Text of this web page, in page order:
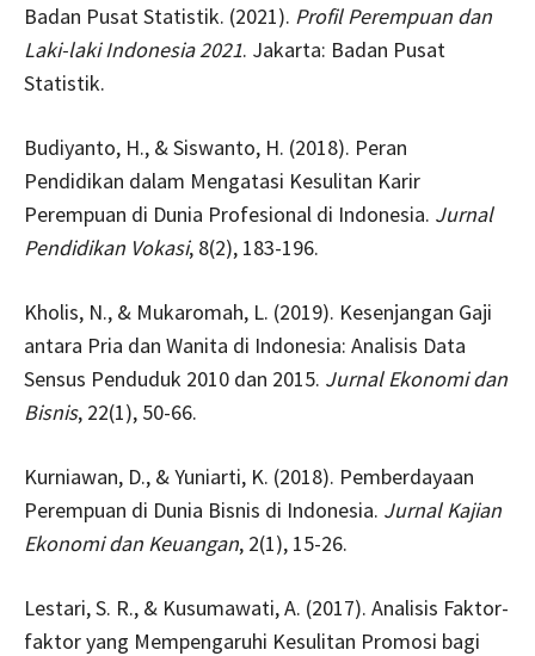
Badan Pusat Statistik. (2021). Profil Perempuan dan
Laki-laki Indonesia 2021. Jakarta: Badan Pusat
Statistik.
Budiyanto, H., & Siswanto, H. (2018). Peran
Pendidikan dalam Mengatasi Kesulitan Karir
Perempuan di Dunia Profesional di Indonesia. Jurnal
Pendidikan Vokasi, 8(2), 183-196.
Kholis, N., & Mukaromah, L. (2019). Kesenjangan Gaji
antara Pria dan Wanita di Indonesia: Analisis Data
Sensus Penduduk 2010 dan 2015. Jurnal Ekonomi dan
Bisnis, 22(1), 50-66.
Kurniawan, D., & Yuniarti, K. (2018). Pemberdayaan
Perempuan di Dunia Bisnis di Indonesia. Jurnal Kajian
Ekonomi dan Keuangan, 2(1), 15-26.
Lestari, S. R., & Kusumawati, A. (2017). Analisis Faktor-
faktor yang Mempengaruhi Kesulitan Promosi bagi